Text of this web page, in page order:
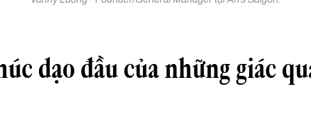
dạo đầu của những giác